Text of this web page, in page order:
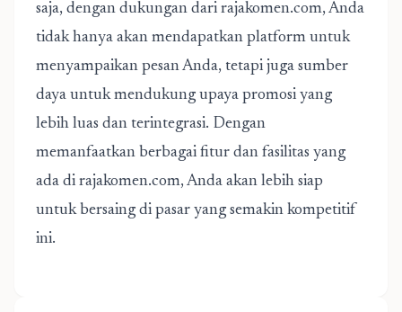
saja, dengan dukungan dari rajakomen.com, Anda
tidak hanya akan mendapatkan platform untuk
menyampaikan pesan Anda, tetapi juga sumber
daya untuk mendukung upaya promosi yang
lebih luas dan terintegrasi. Dengan
memanfaatkan berbagai fitur dan fasilitas yang
ada di rajakomen.com, Anda akan lebih siap
untuk bersaing di pasar yang semakin kompetitif
ini.